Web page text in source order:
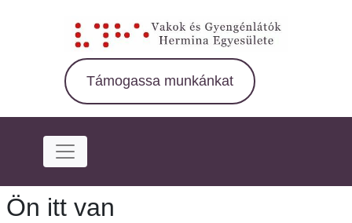
Támogassa munkánkat
Ön itt van